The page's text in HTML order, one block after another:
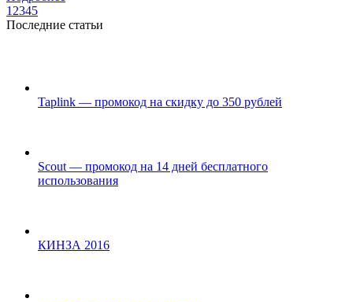
1 2345
Последние статьи
Taplink — промокод на скидку до 350 рублей
Scout — промокод на 14 дней бесплатного
использования
КИНЗА 2016